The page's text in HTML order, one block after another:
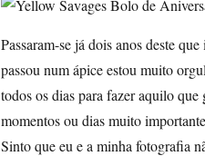
Passaram-se já dois anos deste
passou num ápice estou muito
todos os dias para fazer aquilo
momentos ou dias muito
Sinto que eu e a minha fotografia